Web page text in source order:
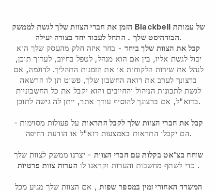
הזמן את חברי הצוות שלך לגשת לממשק Blackbell של עמותת
הבודהיסט שלך .
התחל לעבוד יחד בצורה יעילה.
קבל את הצוות שלך ביחד - בחר איזה חלק מהעסק שלך הוא
יכול לגשת אליו, בין אם הוא מנהל, לטפל בחיוב, לערוך תוכן,
לנהל את שירות הלקוחות או את הזמנות התהליך. לדוגמה, אם
ברצונך לערב את רואה החשבון שלך, פשוט תן לו הרשאה
לגשת לתכונות הניהול והחיובים והוא יקבל את כל החשבוניות
בדוא"ל, אם ברצונך להוסיף עורך אתר, ייתן לה גישה לתוכן.
קבל את חברי הצוות שלך לקבל התראות על פעולות מסוימות -
הם יקבלו התראות באמצעות דוא"ל או הודעת דחיפה.
שוחח בצ'אט בקלות עם חברי הצוות - יצרנו ממשק לצוות שלך
כדי לשתף מחשבות והערות וקראנו לו הערות צוות פרטיות .
המשרד האחורי זמין במספר שפות, אם הצוות שלך מגיע מכל